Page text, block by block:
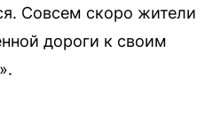
Совсем скоро жители
дороги к своим